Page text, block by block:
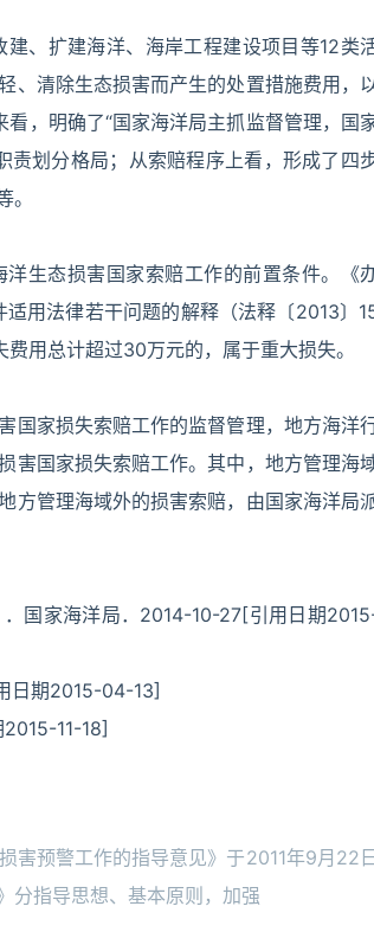
、扩建海洋、海岸工程建设项目等12类
、清除生态损害而产生的处置措施费用，
，明确了“国家海洋局主抓监督管理，国
责划分格局；从索赔程序上看，形成了四
生态损害国家索赔工作的前置条件。《
用法律若干问题的解释（法释〔2013〕
用总计超过30万元的，属于重大损失。
国家损失索赔工作的监督管理，地方海洋
害国家损失索赔工作。其中，地方管理海
方管理海域外的损害索赔，由国家海洋局
国家海洋局．2014-10-27[引用日期
日期2015-04-13]
11-18]
害预警工作的指导意见》于2011年9月22
分指导思想、基本原则，加强